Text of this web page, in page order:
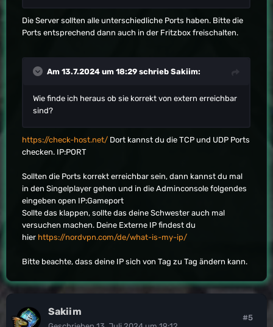
Die Server sollten alle unterschiedliche Ports haben. Bitte die
Ports entsprechend dann auch in der Fritzbox freischalten.
Am 13.7.2024 um 18:29 schrieb Sakiim:
Wie finde ich heraus ob sie korrekt von extern erreichbar
sind?
https://check-host.net/ Dort kannst du die TCP und UDP Ports
checken. IP:PORT
Sollten die Ports korrekt erreichbar sein, dann kannst du mal
in den Singelplayer gehen und in die Adminconsole folgendes
eingeben open IP:Gameport
Sollte das klappen, sollte das deine Schwester auch mal
versuchen machen. Deine Externe IP findest du
hier https://nordvpn.com/de/what-is-my-ip/
Bitte beachte, dass deine IP sich von Tag zu Tag ändern kann.
Sakiim
#5